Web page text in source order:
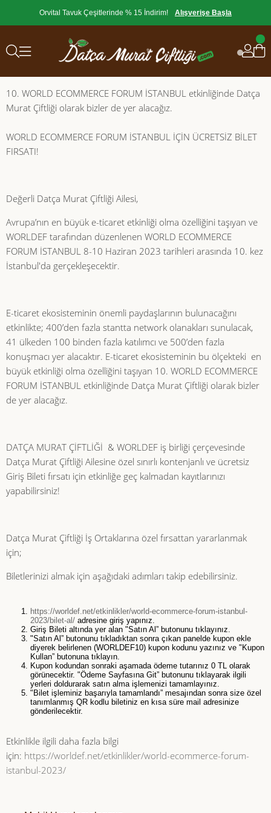
Orvital Tavuk Çeşitlerinde % 15 İndirim! Alışverişe Başla
10. WORLD ECOMMERCE FORUM İSTANBUL etkinliğinde Datça
Murat Çiftliği olarak bizler de yer alacağız.
WORLD ECOMMERCE FORUM İSTANBUL İÇİN ÜCRETSİZ BİLET
FIRSATI!
Değerli Datça Murat Çiftliği Ailesi,
Avrupa’nın en büyük e-ticaret etkinliği olma özelliğini taşıyan ve
WORLDEF tarafından düzenlenen WORLD ECOMMERCE
FORUM İSTANBUL 8-10 Haziran 2023 tarihleri arasında 10. kez
İstanbul'da gerçekleşecektir.
E-ticaret ekosisteminin önemli paydaşlarının bulunacağını
etkinlikte; 400’den fazla stantta network olanakları sunulacak,
41 ülkeden 100 binden fazla katılımcı ve 500’den fazla
konuşmacı yer alacaktır. E-ticaret ekosisteminin bu ölçekteki en
büyük etkinliği olma özelliğini taşıyan 10. WORLD ECOMMERCE
FORUM İSTANBUL etkinliğinde Datça Murat Çiftliği olarak bizler
de yer alacağız.
DATÇA MURAT ÇİFTLİĞİ & WORLDEF iş birliği çerçevesinde
Datça Murat Çiftliği Ailesine özel sınırlı kontenjanlı ve ücretsiz
Giriş Bileti fırsatı için etkinliğe geç kalmadan kayıtlarınızı
yapabilirsiniz!
Datça Murat Çiftliği İş Ortaklarına özel fırsattan yararlanmak
için;
Biletlerinizi almak için aşağıdaki adımları takip edebilirsiniz.
https://worldef.net/etkinlikler/world-ecommerce-forum-istanbul-
2023/bilet-al/ adresine giriş yapınız.
Giriş Bileti altında yer alan "Satın Al” butonunu tıklayınız.
"Satın Al” butonunu tıkladıktan sonra çıkan panelde kupon ekle
diyerek belirlenen (WORLDEF10) kupon kodunu yazınız ve "Kupon
Kullan” butonuna tıklayın.
Kupon kodundan sonraki aşamada ödeme tutarınız 0 TL olarak
görünecektir. "Ödeme Sayfasına Git” butonunu tıklayarak ilgili
yerleri doldurarak satın alma işlemenizi tamamlayınız.
"Bilet işleminiz başarıyla tamamlandı” mesajından sonra size özel
tanımlanmış QR kodlu biletiniz en kısa süre mail adresinize
gönderilecektir.
Etkinlikle ilgili daha fazla bilgi
için: https://worldef.net/etkinlikler/world-ecommerce-forum-
istanbul-2023/